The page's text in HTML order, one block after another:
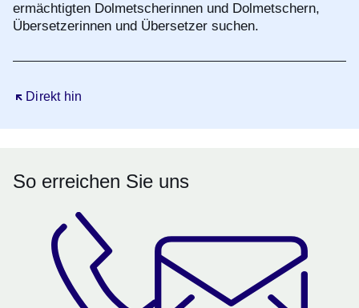
ermächtigten Dolmetscherinnen und Dolmetschern,
Übersetzerinnen und Übersetzer suchen.
Direkt hin
Öffnet sich in einem neuen Fenster
So erreichen Sie uns